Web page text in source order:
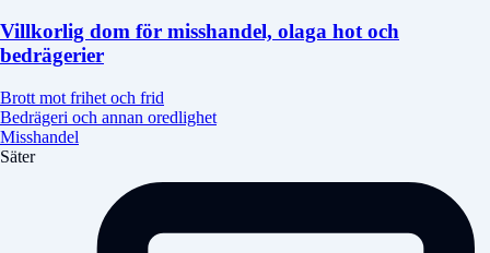
Villkorlig dom för misshandel, olaga hot och
bedrägerier
Brott mot frihet och frid
Bedrägeri och annan oredlighet
Misshandel
Säter